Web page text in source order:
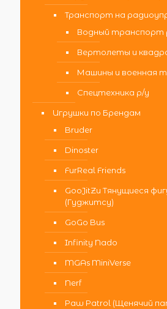
Транспорт на
Водный транспорт
Вертолеты и
Машины и военная
Спецтехника р/у
Игрушки по Брендам
Bruder
Dinoster
FurReal Friends
GooJitZu Тянущиеся
(Гуджитсу)
GoGo Bus
Infinity Nado
MGAs MiniVerse
Nerf
Paw Patrol (Щенячий